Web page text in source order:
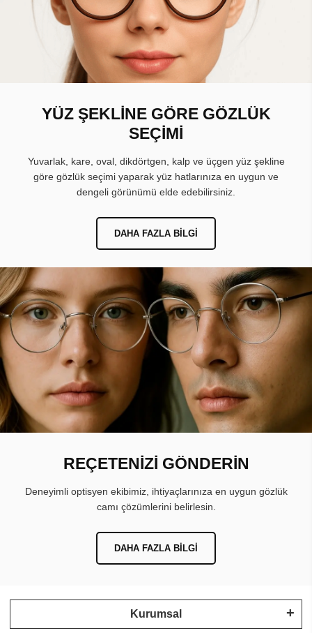
YÜZ ŞEKLİNE GÖRE GÖZLÜK
SEÇİMİ
Yuvarlak, kare, oval, dikdörtgen, kalp ve üçgen yüz şekline
göre gözlük seçimi yaparak yüz hatlarınıza en uygun ve
dengeli görünümü elde edebilirsiniz.
DAHA FAZLA BILGI
REÇETENİZİ GÖNDERİN
Deneyimli optisyen ekibimiz, ihtiyaçlarınıza en uygun gözlük
camı çözümlerini belirlesin.
DAHA FAZLA BILGI
Kurumsal